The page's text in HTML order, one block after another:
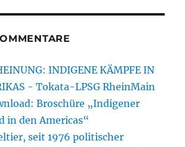
INDIGENE KÄMPFE IN
- Tokata-LPSG RheinMain
Broschüre „Indigener
in den Americas“
seit 1976 politischer